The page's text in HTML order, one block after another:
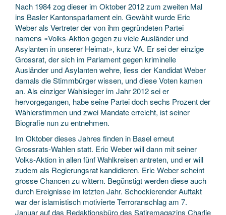
Nach 1984 zog dieser im Oktober 2012 zum zweiten Mal
ins Basler Kantonsparlament ein. Gewählt wurde Eric
Weber als Vertreter der von ihm gegründeten Partei
namens «Volks-Aktion gegen zu viele Ausländer und
Asylanten in unserer Heimat», kurz VA. Er sei der einzige
Grossrat, der sich im Parlament gegen kriminelle
Ausländer und Asylanten wehre, liess der Kandidat Weber
damals die Stimmbürger wissen, und diese Voten kamen
an. Als einziger Wahlsieger im Jahr 2012 sei er
hervorgegangen, habe seine Partei doch sechs Prozent der
Wählerstimmen und zwei Mandate erreicht, ist seiner
Biografie nun zu entnehmen.
Im Oktober dieses Jahres finden in Basel erneut
Grossrats-Wahlen statt. Eric Weber will dann mit seiner
Volks-Aktion in allen fünf Wahlkreisen antreten, und er will
zudem als Regierungsrat kandidieren. Eric Weber scheint
grosse Chancen zu wittern. Begünstigt werden diese auch
durch Ereignisse im letzten Jahr. Schockierender Auftakt
war der islamistisch motivierte Terroranschlag am 7.
Januar auf das Redaktionsbüro des Satiremagazins Charlie